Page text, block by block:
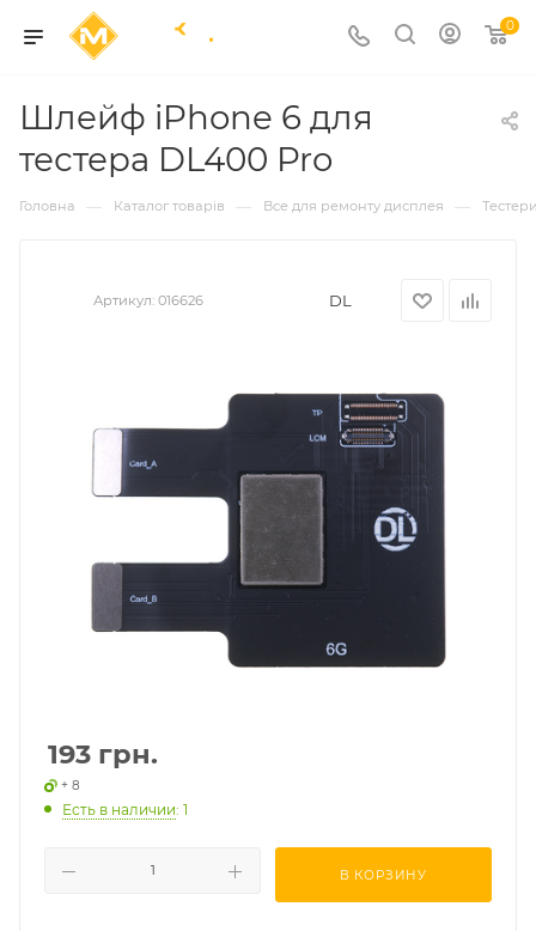
0
Шлейф iPhone 6 для
тестера DL400 Pro
Головна — Каталог товарів — Все для ремонту дисплея —
Артикул: 016626 DL
193 грн.
+ 8
Есть в наличии: 1
В КОРЗИНУ